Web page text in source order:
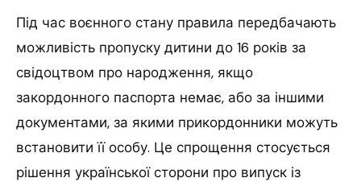
Під час воєнного стану правила передбачають
можливість пропуску дитини до 16 років за
свідоцтвом про народження, якщо
закордонного паспорта немає, або за іншими
документами, за якими прикордонники можуть
встановити її особу. Це спрощення стосується
рішення української сторони про випуск із